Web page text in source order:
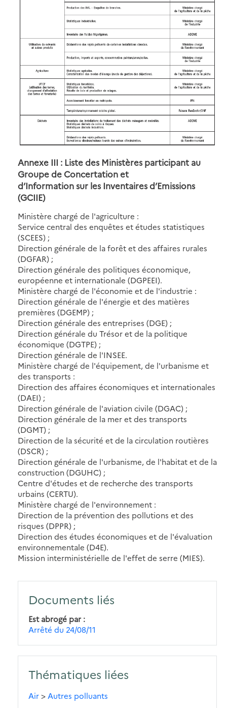
Annexe III : Liste des Ministères participant au
Groupe de Concertation et
d’Information sur les Inventaires d’Emissions
(GCIIE)
Ministère chargé de l'agriculture :
Service central des enquêtes et études statistiques
(SCEES) ;
Direction générale de la forêt et des affaires rurales
(DGFAR) ;
Direction générale des politiques économique,
européenne et internationale (DGPEEI).
Ministère chargé de l'économie et de l'industrie :
Direction générale de l'énergie et des matières
premières (DGEMP) ;
Direction générale des entreprises (DGE) ;
Direction générale du Trésor et de la politique
économique (DGTPE) ;
Direction générale de l'INSEE.
Ministère chargé de l'équipement, de l'urbanisme et
des transports :
Direction des affaires économiques et internationales
(DAEI) ;
Direction générale de l'aviation civile (DGAC) ;
Direction générale de la mer et des transports
(DGMT) ;
Direction de la sécurité et de la circulation routières
(DSCR) ;
Direction générale de l'urbanisme, de l'habitat et de la
construction (DGUHC) ;
Centre d'études et de recherche des transports
urbains (CERTU).
Ministère chargé de l'environnement :
Direction de la prévention des pollutions et des
risques (DPPR) ;
Direction des études économiques et de l'évaluation
environnementale (D4E).
Mission interministérielle de l'effet de serre (MIES).
Documents liés
Est abrogé par
Arrêté du 24/08/11
Thématiques liées
Air> Autres polluants